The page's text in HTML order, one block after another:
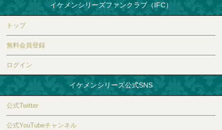
イケメンシリーズファンクラブ（IFC）
トップ
無料会員登録
ログイン
イケメンシリーズ公式SNS
公式Twitter
公式YouTubeチャンネル